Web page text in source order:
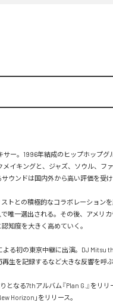
ー。1996年結成のヒップホップグ
イキングと、ジャズ、ソウル、フ
ウンドは国内外から高い評価を受け
トとの積極的なコラボレーション
で唯一選出される。その後、アメリ
知度を大きく高めていく。
る初の東京中継に出演。DJ Mitsu
生を記録するなど大きな反響を呼ぶ
なる7thアルバム『Plan G.』をリリ
Horizon」をリリース。